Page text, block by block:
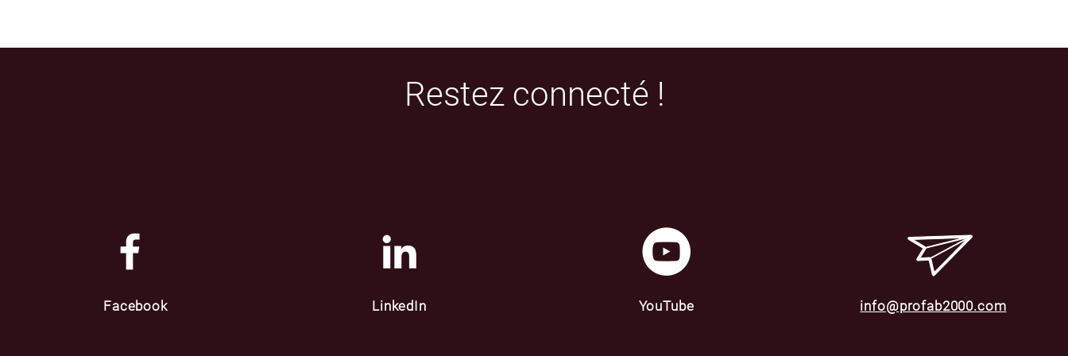
Restez connecté !
Facebook LinkedIn YouTube info@profab2000.com